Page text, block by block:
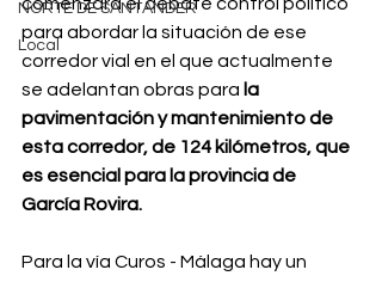
NORTE DE SANTANDER
Local
para abordar la situación de ese
corredor vial en el que actualmente
se adelantan obras para la
pavimentación y mantenimiento de
esta corredor, de 124 kilómetros, que
es esencial para la provincia de
García Rovira.
Para la vía Curos - Málaga hay un